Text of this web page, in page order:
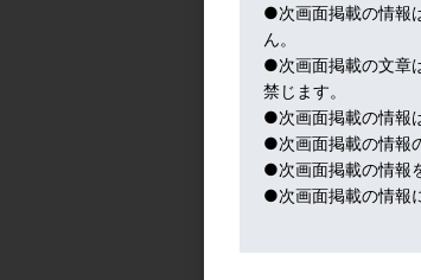
た」とコメントされたからだ
そこで、今回のドル金利上
そもそも、今回のインフレ
ここは、イエレン財務長官
しかし、理由の如何を問わ
現行の金融引き締め・積極
金には追い風となる中期的
●次画面掲載の情報
ん。
●次画面掲載の文章
禁じます。
●次画面掲載の情報
●次画面掲載の情報
●次画面掲載の情報
●次画面掲載の情報